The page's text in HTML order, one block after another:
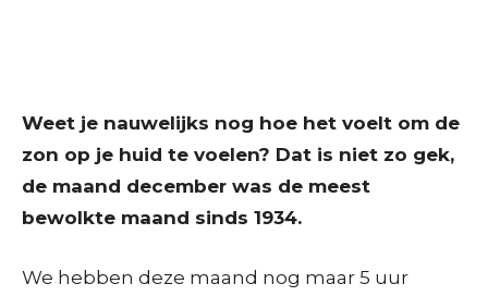
Weet je nauwelijks nog hoe het voelt om de
zon op je huid te voelen? Dat is niet zo gek,
de maand december was de meest
bewolkte maand sinds 1934.
We hebben deze maand nog maar 5 uur